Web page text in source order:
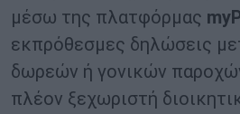
μέσω της πλατφόρμας
εκπρόθεσμες δηλώσεις
δωρεών ή γονικών
πλέον ξεχωριστή